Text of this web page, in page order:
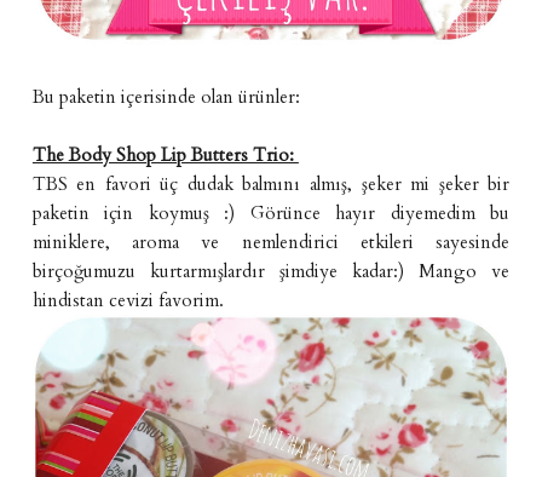
Bu paketin içerisinde olan ürünler:
The Body Shop Lip Butters Trio:
TBS en favori üç dudak balmını almış, şeker mi şeker bir
paketin için koymuş :) Görünce hayır diyemedim bu
miniklere, aroma ve nemlendirici etkileri sayesinde
birçoğumuzu kurtarmışlardır şimdiye kadar:) Mango ve
hindistan cevizi favorim.